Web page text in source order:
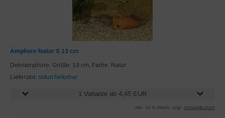
Amphore Natur S 13 cm
Dekoamphore. Größe: 13 cm, Farbe: Natur
Lieferzeit: sofort lieferbar
1 Variante ab 4,45 EUR
inkl. 19 % MwSt. zzgl. Versandkosten